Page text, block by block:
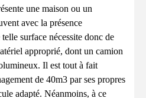
une maison ou un
avec la présence
surface nécessite donc de
approprié, dont un camion
Il est tout à fait
de 40m3 par ses propres
adapté. Néanmoins, à ce